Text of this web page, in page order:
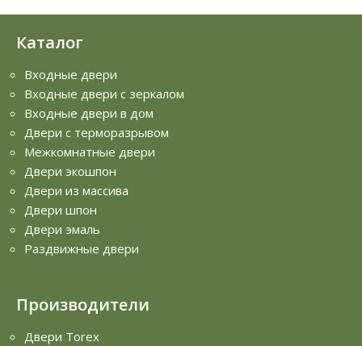
Каталог
Входные двери
Входные двери с зеркалом
Входные двери в дом
Двери с терморазрывом
Межкомнатные двери
Двери экошпон
Двери из массива
Двери шпон
Двери эмаль
Раздвижные двери
Производители
Двери Torex